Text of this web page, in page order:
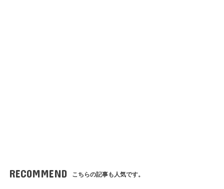
RECOMMEND こちらの記事も人気です。